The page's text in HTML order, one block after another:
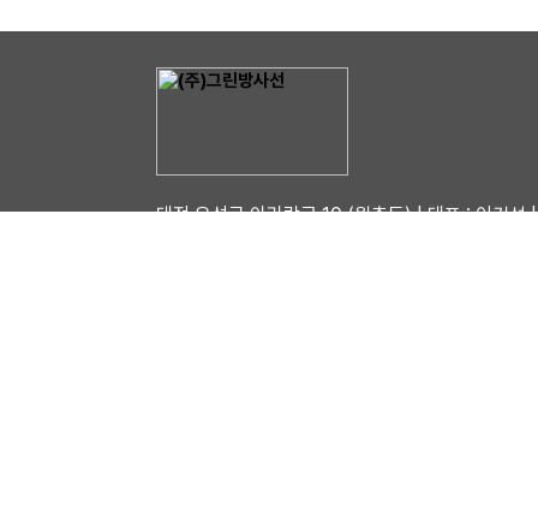
대전 유성구 아리랑로 10 (원촌동) | 대표 : 이